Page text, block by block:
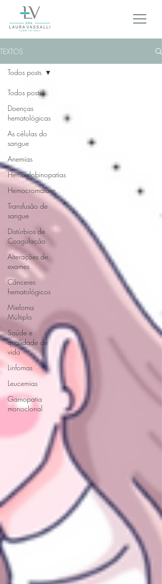
TEXTOS
Todos posts
Doenças
hematológicas
As células do
sangue
Anemias
Hemoglobinopatias
Hemocromatose
Transfusão de
sangue
Distúrbios de
Coagulação
Alterações de
exames
Cânceres
hematológicos
Mieloma
Múltiplo
Saúde e
qualidade de
vida
Linfomas
Leucemias
Gamopatia
monoclonal
Todos posts